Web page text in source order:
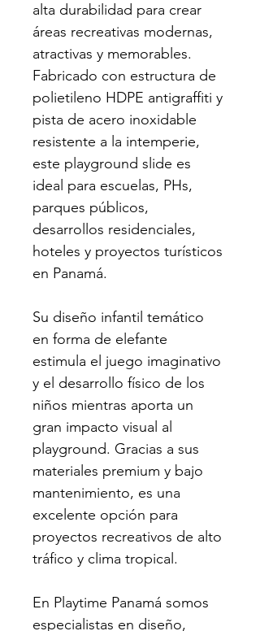
alta durabilidad para crear
áreas recreativas modernas,
atractivas y memorables.
Fabricado con estructura de
polietileno HDPE antigraffiti y
pista de acero inoxidable
resistente a la intemperie,
este playground slide es
ideal para escuelas, PHs,
parques públicos,
desarrollos residenciales,
hoteles y proyectos turísticos
en Panamá.
Su diseño infantil temático
en forma de elefante
estimula el juego imaginativo
y el desarrollo físico de los
niños mientras aporta un
gran impacto visual al
playground. Gracias a sus
materiales premium y bajo
mantenimiento, es una
excelente opción para
proyectos recreativos de alto
tráfico y clima tropical.
En Playtime Panamá somos
especialistas en diseño,